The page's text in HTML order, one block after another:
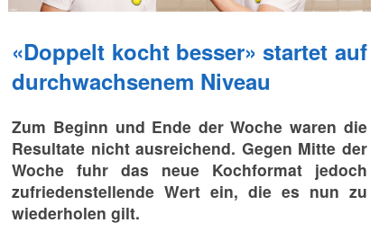
«Doppelt kocht besser» startet auf
durchwachsenem Niveau
Zum Beginn und Ende der Woche waren die
Resultate nicht ausreichend. Gegen Mitte der
Woche fuhr das neue Kochformat jedoch
zufriedenstellende Wert ein, die es nun zu
wiederholen gilt.